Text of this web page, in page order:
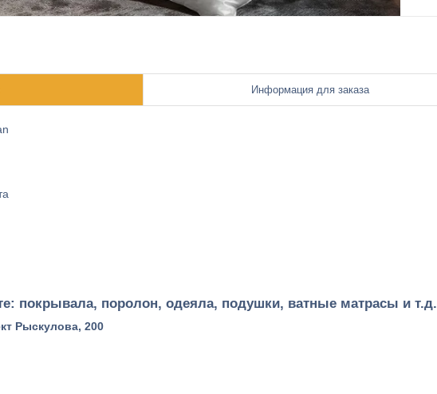
Информация для заказа
покрывала, поролон, одеяла, подушки, ватные матрасы и т.д.
Рыскулова, 200